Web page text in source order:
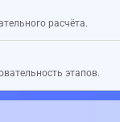
расчёта.
этапов.